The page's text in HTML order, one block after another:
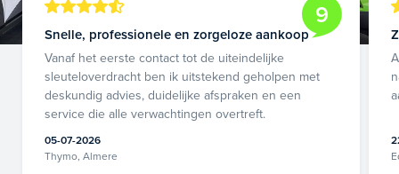
9
Snelle, professionele en zorgeloze aankoop
Vanaf het eerste contact tot de uiteindelijke
sleuteloverdracht ben ik uitstekend geholpen met
deskundig advies, duidelijke afspraken en een
service die alle verwachtingen overtreft.
05-07-2026
Thymo, Almere